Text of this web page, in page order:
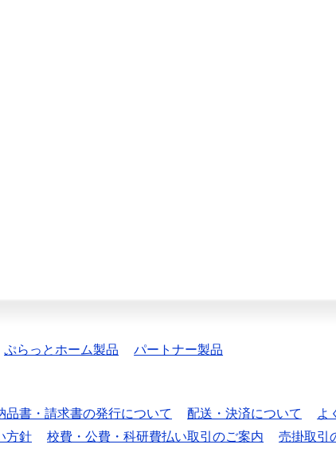
ぷらっとホーム製品 パートナー製品
品書・請求書の発行について 配送・決済について
よ
方針 校費・公費・科研費払い取引のご案内 売掛取引